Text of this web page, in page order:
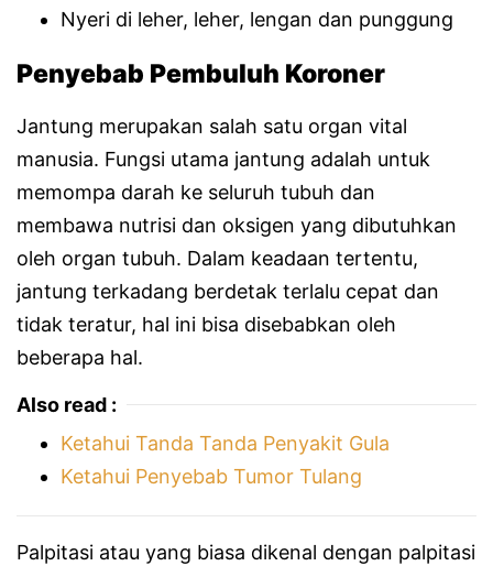
Nyeri di leher, leher, lengan dan punggung
Penyebab Pembuluh Koroner
Jantung merupakan salah satu organ vital
manusia. Fungsi utama jantung adalah untuk
memompa darah ke seluruh tubuh dan
membawa nutrisi dan oksigen yang dibutuhkan
oleh organ tubuh. Dalam keadaan tertentu,
jantung terkadang berdetak terlalu cepat dan
tidak teratur, hal ini bisa disebabkan oleh
beberapa hal.
Also read :
Ketahui Tanda Tanda Penyakit Gula
Ketahui Penyebab Tumor Tulang
Palpitasi atau yang biasa dikenal dengan palpitasi